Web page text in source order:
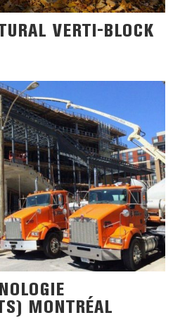
VERTI-BLOCK
MONTRÉAL